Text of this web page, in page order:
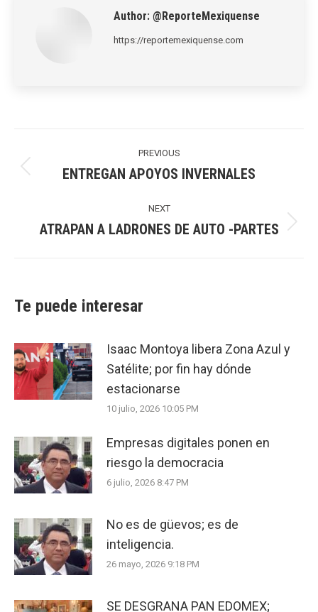
Author: @ReporteMexiquense
https://reportemexiquense.com
navigation
PREVIOUS
Previous
ENTREGAN APOYOS INVERNALES
NEXT
Next
ATRAPAN A LADRONES DE AUTO -PARTES
Te puede interesar
Isaac Montoya libera Zona Azul y
Satélite; por fin hay dónde
estacionarse
10 julio, 2026 10:05 PM
Empresas digitales ponen en
riesgo la democracia
6 julio, 2026 8:47 PM
No es de güevos; es de
inteligencia.
26 mayo, 2026 9:18 PM
SE DESGRANA PAN EDOMEX;